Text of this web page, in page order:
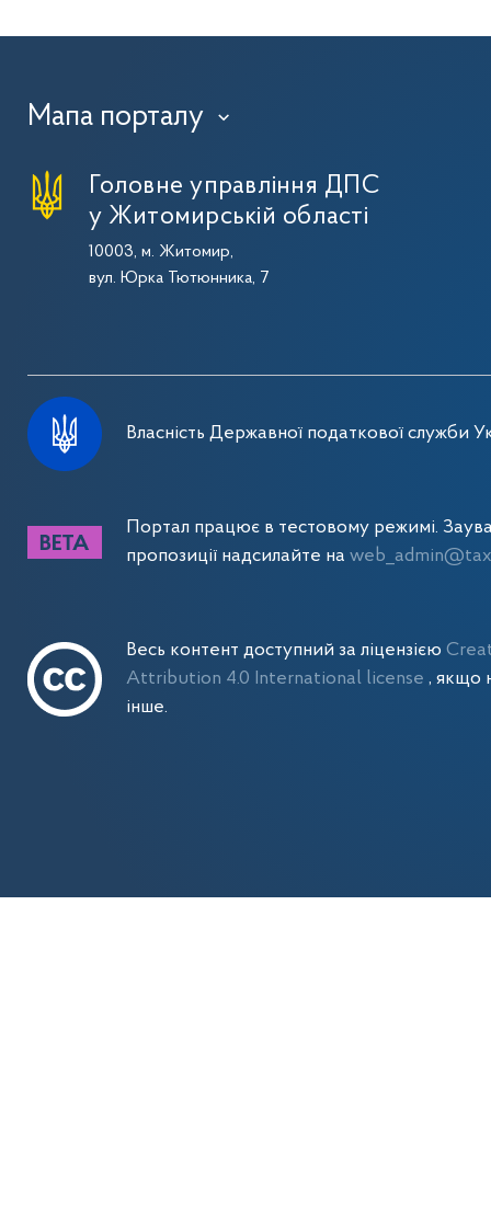
Мапа порталу ›
Головне управління ДПС
у Житомирській області
10003, м. Житомир,
вул. Юрка Тютюнника, 7
Власність Державної податкової служби
Портал працює в тестовому режимі.
пропозиції надсилайте на
Весь контент доступний за ліцензією
Attribution 4.0 International license , якщо
інше.